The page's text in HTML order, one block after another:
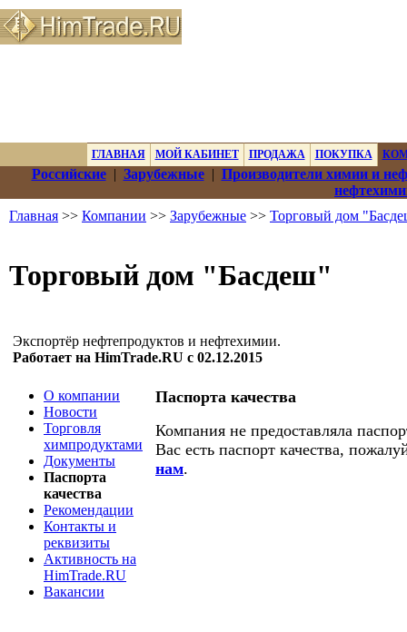
ГЛАВНАЯ МОЙ КАБИНЕТ ПРОДАЖА ПОКУПКА
Российские| Зарубежные| Производители химии и
Главная >> Компании >> Зарубежные >> Торговый дом
Торговый дом "Басдеш"
Экспортёр нефтепродуктов и нефтехимии.
Работает на HimTrade.RU с 02.12.2015
О компании
Новости
Торговля
химпродуктами
Документы
Паспорта
качества
Рекомендации
Контакты и
реквизиты
Активность на
HimTrade.RU
Вакансии
Паспорта качества
Компания не предоставляла
Вас есть паспорт качества,
нам.